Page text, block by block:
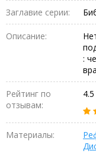
Заглавие серии:
Описание:
:
Рейтинг по
отзывам:
4.5
Материалы: